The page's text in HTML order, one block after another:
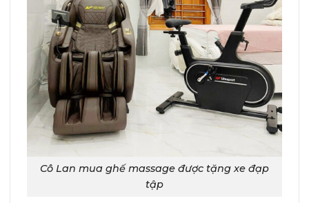
Cô Lan mua ghế massage được tặng xe đạp
tập